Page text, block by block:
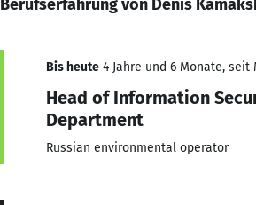
Berufserfahrung von Denis
Bis heute 4 Jahre und 6 Monate, seit
Head of Information
Department
Russian environmental operator